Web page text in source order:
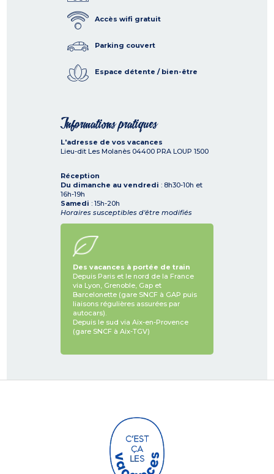
Accès wifi gratuit
Parking couvert
Espace détente / bien-être
Informations pratiques
L'adresse de vos vacances
Lieu-dit Les Molanès 04400 PRA LOUP 1500
Réception
Du dimanche au vendredi : 8h30-10h et
16h-19h
Samedi : 15h-20h
Horaires susceptibles d'être modifiés
Des vacances à portée de train
Depuis Paris et le nord de la France
via Lyon, Grenoble, Gap et
Barcelonette (gare SNCF à GAP puis
liaisons régulières assurées par
autocars).
Depuis le sud via Aix-en-Provence
(gare SNCF à Aix-TGV)